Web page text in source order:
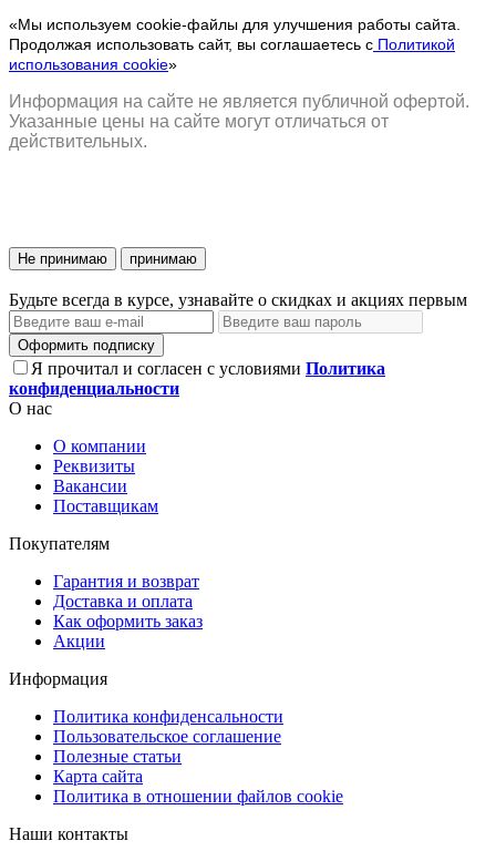
«Мы используем cookie-файлы для улучшения работы сайта.
Продолжая использовать сайт, вы соглашаетесь с Политикой
использования cookie»
Информация на сайте не является публичной офертой.
Указанные цены на сайте могут отличаться от
действительных.
Не принимаю принимаю
Будьте всегда в курсе, узнавайте о скидках и акциях первым
Оформить подписку
Я прочитал и согласен с условиями Политика
конфиденциальности
О нас
О компании
Реквизиты
Вакансии
Поставщикам
Покупателям
Гарантия и возврат
Доставка и оплата
Как оформить заказ
Акции
Информация
Политика конфиденсальности
Пользовательское соглашение
Полезные статьи
Карта сайта
Политика в отношении файлов cookie
Наши контакты